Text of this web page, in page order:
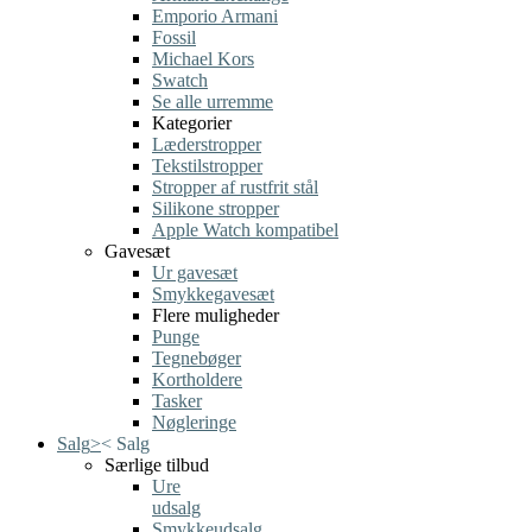
Emporio Armani
Fossil
Michael Kors
Swatch
Se alle urremme
Kategorier
Læderstropper
Tekstilstropper
Stropper af rustfrit stål
Silikone stropper
Apple Watch kompatibel
Gavesæt
Ur gavesæt
Smykkegavesæt
Flere muligheder
Punge
Tegnebøger
Kortholdere
Tasker
Nøgleringe
Salg>< Salg
Særlige tilbud
Ure
udsalg